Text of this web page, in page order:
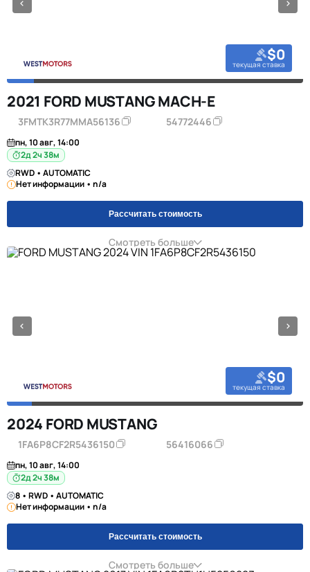
$0
текущая ставка
2021 FORD MUSTANG MACH-E
3FMTK3R77MMA56136 54772446
пн, 10 авг, 14:00
2д 2ч 38м
RWD • AUTOMATIC
Нет информации • n/a
Рассчитать стоимость
Смотреть больше
$0
текущая ставка
2024 FORD MUSTANG
1FA6P8CF2R5436150 56416066
пн, 10 авг, 14:00
2д 2ч 38м
8 • RWD • AUTOMATIC
Нет информации • n/a
Рассчитать стоимость
Смотреть больше